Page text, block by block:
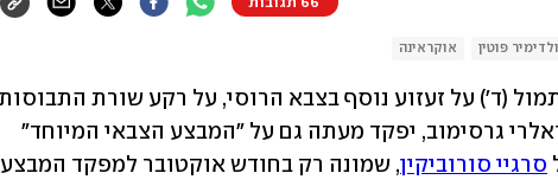
ולדימיר פוטין אוקראינה
סרגיי סורוביקין